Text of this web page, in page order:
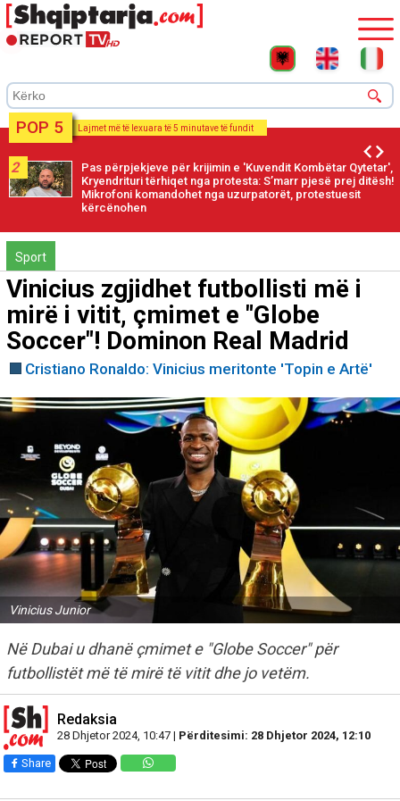
POP 5 Lajmet më të lexuara të 5 minutave të fundit
2
Pas përpjekjeve për krijimin e 'Kuvendit Kombëtar Qytetar',
Kryendrituri tërhiqet nga protesta: S’marr pjesë prej ditësh!
Mikrofoni komandohet nga uzurpatorët, protestuesit
kërcënohen
Sport
Vinicius zgjidhet futbollisti më i
mirë i vitit, çmimet e "Globe
Soccer"! Dominon Real Madrid
Cristiano Ronaldo: Vinicius meritonte 'Topin e Artë'
Vinicius Junior
Në Dubai u dhanë çmimet e "Globe Soccer" për
futbollistët më të mirë të vitit dhe jo vetëm.
Redaksia
28 Dhjetor 2024, 10:47 | Përditesimi: 28 Dhjetor 2024, 12:10
Share